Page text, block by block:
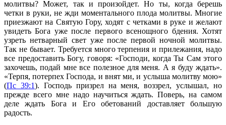
молитвы? Может, так и произойдет. Но ты, когда берешь
четки в руки, не жди моментального плода молитвы. Многие
приезжают на Святую Гору, ходят с четками в руке и желают
увидеть Бога уже после первого всенощного бдения. Хотят
узреть нетварный свет уже после первой ночной молитвы.
Так не бывает. Требуется много терпения и прилежания, надо
все предоставить Богу, говоря: «Господи, когда Ты Сам этого
захочешь, подай мне все полезное для меня. А я буду ждать».
«Терпя, потерпех Господа, и внят ми, и услыша молитву мою»
(Пс 39:1). Господь призрел на меня, воззрел, услышал, но
прежде всего мне надо научиться ждать. Поверь, на самом
деле ждать Бога и Его обетований доставляет большую
радость.